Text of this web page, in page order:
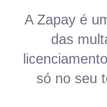
A Zapay é
das
só no seu